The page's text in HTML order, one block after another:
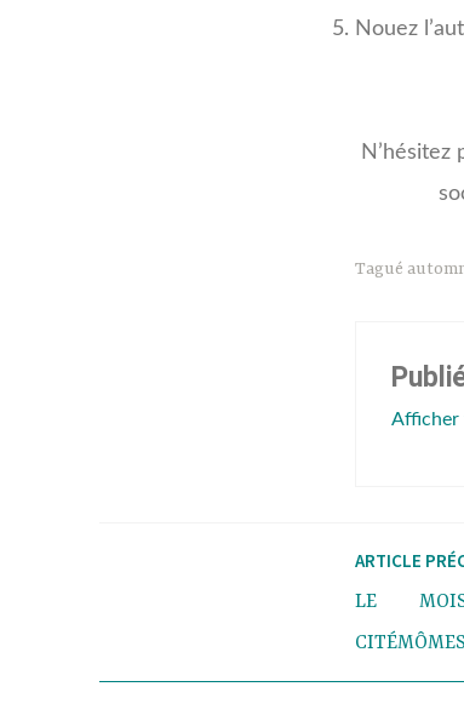
Nouez
Tagué
Afficher
ARTICLE
LE